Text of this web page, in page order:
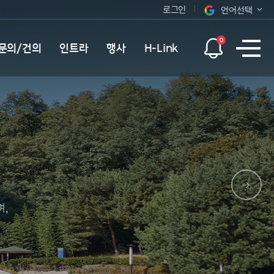
오늘 하루 보지 않기
로그인 언어선택
ENG
의/건의 인트라 행사 H-Link
0
,